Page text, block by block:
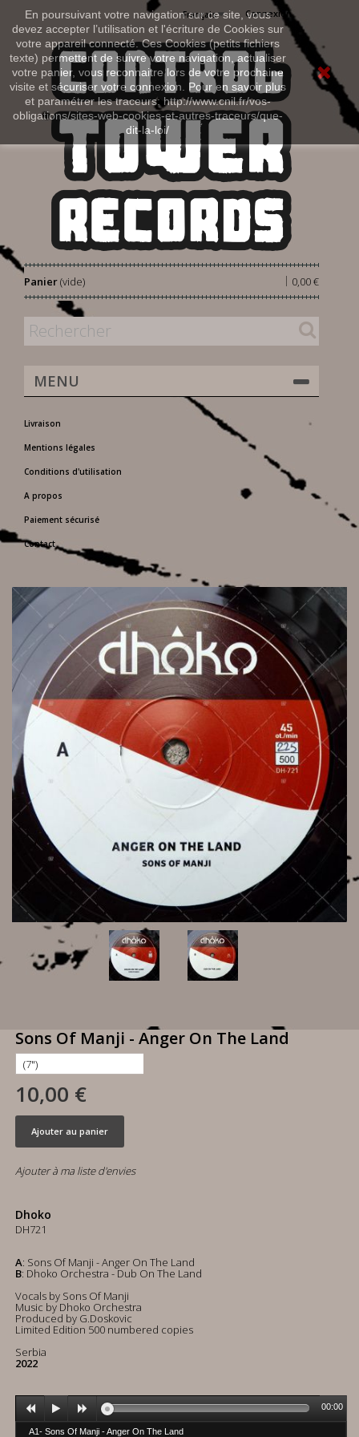
En poursuivant votre navigation sur ce site, vous
devez accepter l’utilisation et l'écriture de Cookies sur
votre appareil connecté. Ces Cookies (petits fichiers
texte) permettent de suivre votre navigation, actualiser
votre panier, vous reconnaitre lors de votre prochaine
visite et sécuriser votre connexion. Pour en savoir plus
et paramétrer les traceurs: http://www.cnil.fr/vos-
obligations/sites-web-cookies-et-autres-traceurs/que-
dit-la-loi/
Connexion
Français
Panier 0,00 €
|
(vide)
MENU
Livraison
Mentions légales
Conditions d'utilisation
A propos
Paiement sécurisé
Contact
Sons Of Manji - Anger On The Land
10,00 €
Ajouter au panier
Ajouter à ma liste d'envies
Dhoko
DH721
A: Sons Of Manji - Anger On The Land
B: Dhoko Orchestra - Dub On The Land
Vocals by Sons Of Manji
Music by Dhoko Orchestra
Produced by G.Doskovic
Limited Edition 500 numbered copies
Serbia
2022
A1- Sons Of Manji - Anger On The Land
00:00